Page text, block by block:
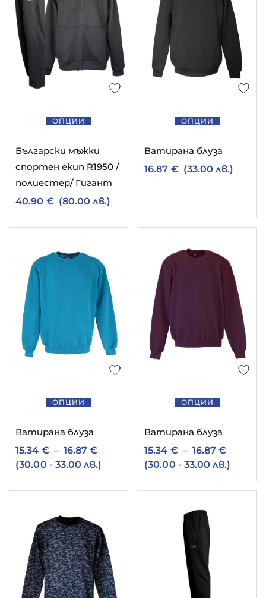
ОПЦИИ
Български мъжки
спортен екип R1950 /
полиестер/ Гигант
40.90 € (80.00 лв.)
ОПЦИИ
Ватирана блуза
16.87 € (33.00 лв.)
ОПЦИИ
Ватирана блуза
15.34 € – 16.87€
(30.00 - 33.00 лв.)
ОПЦИИ
Ватирана блуза
15.34 € – 16.87€
(30.00 - 33.00 лв.)